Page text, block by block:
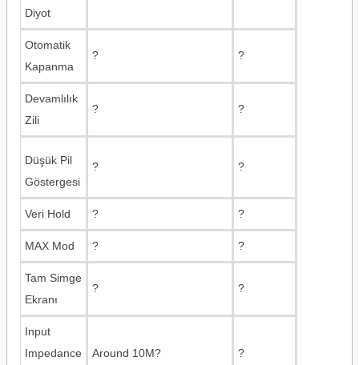
Diyot
Otomatik
Kapanma
? ?
Devamlılık
Zili
? ?
Düşük Pil
Göstergesi
? ?
Veri Hold ? ?
MAX Mod ? ?
Tam Simge
Ekranı
? ?
Input
Impedance
Around 10M? ?